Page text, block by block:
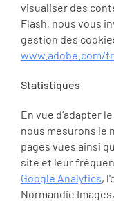
visualiser des
Flash, nous vous
gestion des
www.adobe.com/fr.
Statistiques
En vue d’adapter
nous mesurons le
pages vues ainsi
site et leur
Google Analytics,
Normandie